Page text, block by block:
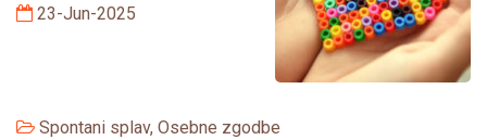
23-Jun-2025
Spontani splav, Osebne zgodbe